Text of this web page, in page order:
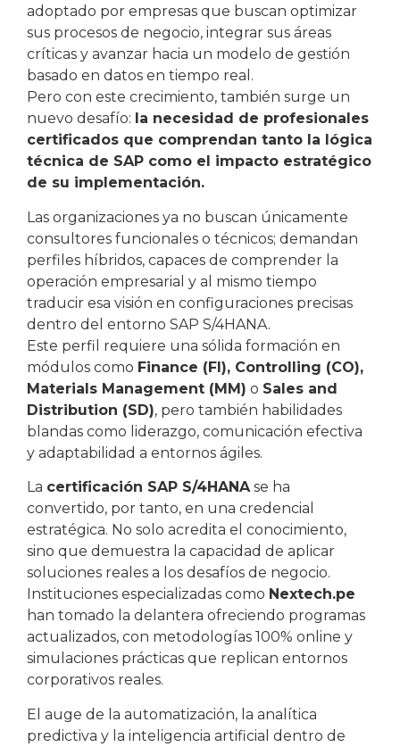
adoptado por empresas que buscan optimizar
sus procesos de negocio, integrar sus áreas
críticas y avanzar hacia un modelo de gestión
basado en datos en tiempo real.
Pero con este crecimiento, también surge un
nuevo desafío: la necesidad de profesionales
certificados que comprendan tanto la lógica
técnica de SAP como el impacto estratégico
de su implementación.
Las organizaciones ya no buscan únicamente
consultores funcionales o técnicos; demandan
perfiles híbridos, capaces de comprender la
operación empresarial y al mismo tiempo
traducir esa visión en configuraciones precisas
dentro del entorno SAP S/4HANA.
Este perfil requiere una sólida formación en
módulos como Finance (FI), Controlling (CO),
Materials Management (MM) o Sales and
Distribution (SD), pero también habilidades
blandas como liderazgo, comunicación efectiva
y adaptabilidad a entornos ágiles.
La certificación SAP S/4HANAse ha
convertido, por tanto, en una credencial
estratégica. No solo acredita el conocimiento,
sino que demuestra la capacidad de aplicar
soluciones reales a los desafíos de negocio.
Instituciones especializadas como Nextech.pe
han tomado la delantera ofreciendo programas
actualizados, con metodologías 100% online y
simulaciones prácticas que replican entornos
corporativos reales.
El auge de la automatización, la analítica
predictiva y la inteligencia artificial dentro de